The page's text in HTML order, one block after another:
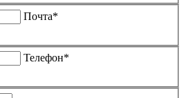
Почта*
Телефон*